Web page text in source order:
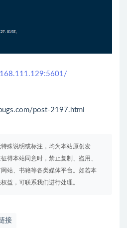
post-2197.html
殊说明或标注，均为本站原创发
得本站同意时，禁止复制、盗用、
站、书籍等各类媒体平台。如若本
益，可联系我们进行处理。
接